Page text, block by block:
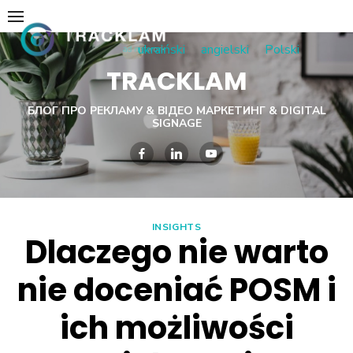
Skip
to
content
TRACKLAM
БЛОГ ПРО РЕКЛАМУ & ВІДЕО МАРКЕТИНГ & DIGITAL
SIGNAGE
ukraiński angielski Polski
INSIGHTS
Dlaczego nie warto
nie doceniać POSM i
ich możliwości